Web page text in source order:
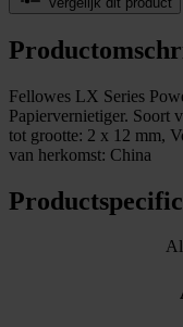
Fellowes LX Series
Papiervernietiger. Soort
tot grootte: 2 x 12 mm,
van herkomst: China